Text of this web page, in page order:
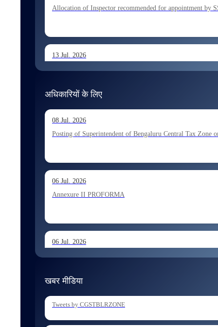
Allocation of Inspector recommended for appointment by
13 Jul. 2026
13 Jul. 2026
Allocation of Executive Assistant recommended for
10 Jul. 2026
Allocation of Tax Assistant recommended for appointment
अधिकारियों के लिए
08 Jul. 2026
Posting of Superintendent of Bengaluru Central Tax Zone
06 Jul. 2026
Annexure II PROFORMA
06 Jul. 2026
06 Jul. 2026
खबर मीडिया
Tweets by CGSTBLRZONE